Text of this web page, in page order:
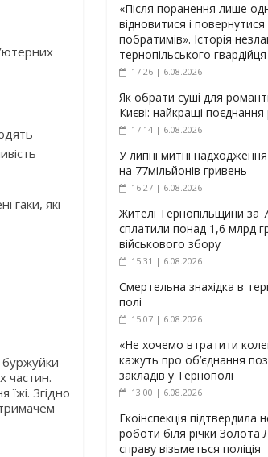
гаки, які
буржуйки
частин.
Згідно
«Після поранення лише
відновитися і
побратимів». Історія
тернопільського гвардійця
17:26 | 6.08.2026
Як обрати суші для
Києві: найкращі поєднання
17:14 | 6.08.2026
У липні митні
на 77мільйонів гривень
16:27 | 6.08.2026
Жителі Тернопільщини за 7
сплатили понад 1,6 млрд
військового збору
15:31 | 6.08.2026
Смертельна знахідка в
полі
15:07 | 6.08.2026
«Не хочемо втратити
кажуть про об’єднання
закладів у Тернополі
13:00 | 6.08.2026
Екоінспекція підтвердила
роботи біля річки Золота
справу візьметься поліція